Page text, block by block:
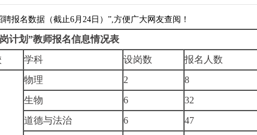
报名数据（截止6月24日）”,方便广大网友查阅！
计划”教师报名信息情况表
学科 设岗数 报名人数
物理 2
8
生物
6
32
道德与法治
6
47